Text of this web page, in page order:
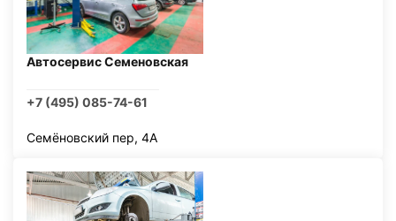
Автосервис Семеновская
+7 (495) 085-74-61
Семёновский пер, 4А